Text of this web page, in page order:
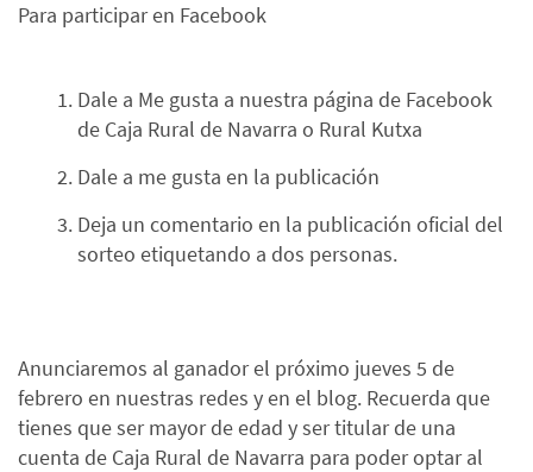
Para participar en Facebook
Dale a Me gusta a nuestra página de Facebook
de Caja Rural de Navarra o Rural Kutxa
Dale a me gusta en la publicación
Deja un comentario en la publicación oficial del
sorteo etiquetando a dos personas.
Anunciaremos al ganador el próximo jueves 5 de
febrero en nuestras redes y en el blog. Recuerda que
tienes que ser mayor de edad y ser titular de una
cuenta de Caja Rural de Navarra para poder optar al